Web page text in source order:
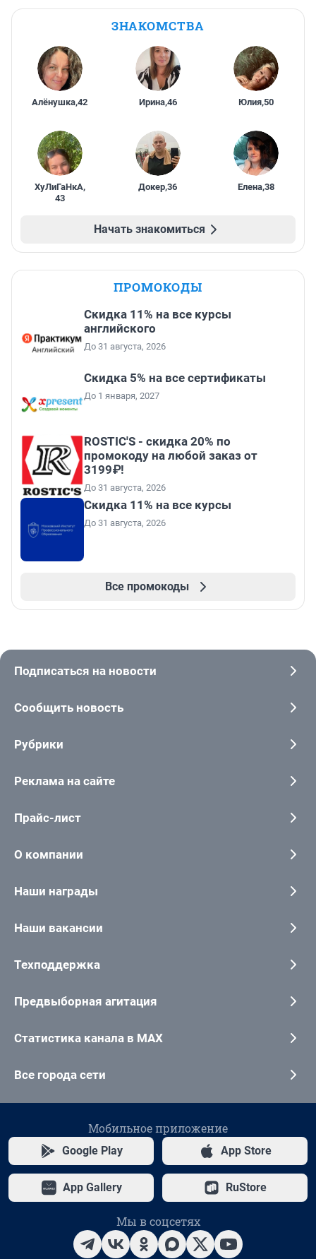
ЗНАКОМСТВА
Алёнушка,42 Ирина,46 Юлия,50
ХуЛиГаНкА,
43
Докер,36 Елена,38
Начать знакомиться
ПРОМОКОДЫ
Скидка 11% на все курсы
английского
До 31 августа, 2026
Скидка 5% на все сертификаты
До 1 января, 2027
ROSTIC'S - скидка 20% по
промокоду на любой заказ от
3199₽!
До 31 августа, 2026
Скидка 11% на все курсы
До 31 августа, 2026
Все промокоды
Подписаться на новости
Сообщить новость
Рубрики
Реклама на сайте
Прайс-лист
О компании
Наши награды
Наши вакансии
Техподдержка
Предвыборная агитация
Статистика канала в MAX
Все города сети
Мобильное приложение
Google Play App Store
App Gallery RuStore
Мы в соцсетях